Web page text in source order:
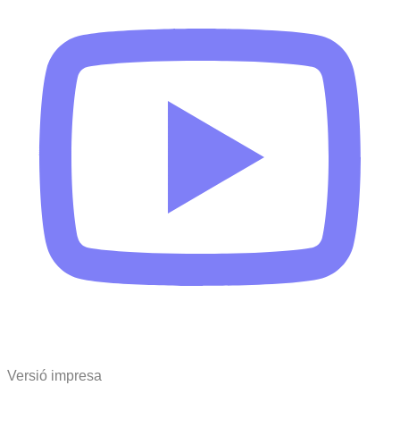
Versió impresa